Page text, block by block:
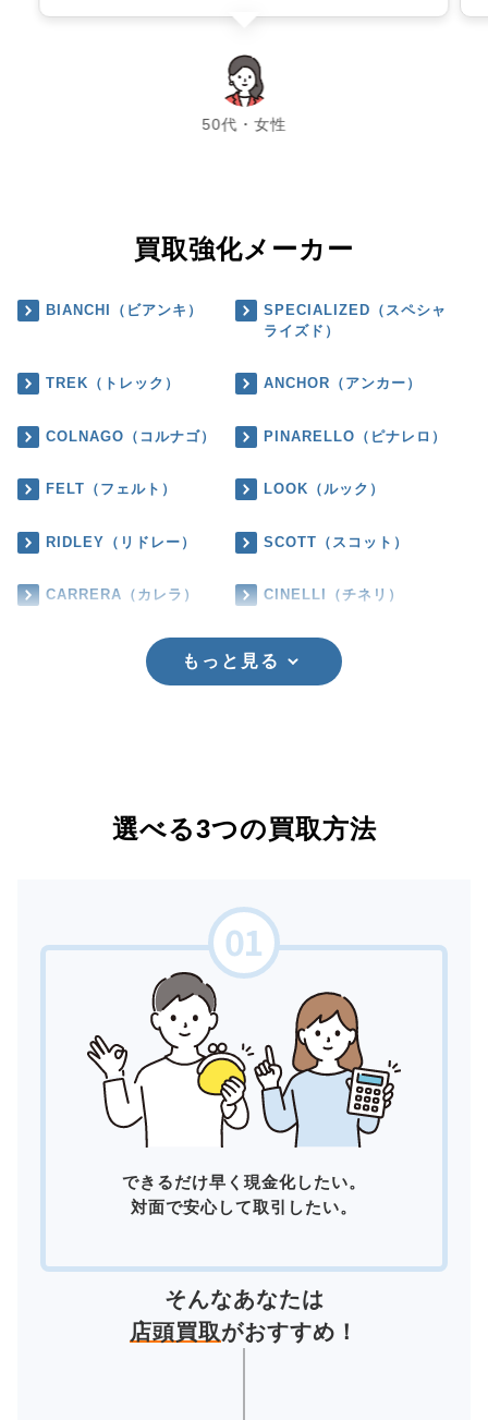
50代・女性
chevron_left chevron_right
買取強化メーカー
BIANCHI（ビアンキ）
SPECIALIZED（スペシャ
ライズド）
TREK（トレック） ANCHOR（アンカー）
COLNAGO（コルナゴ） PINARELLO（ピナレロ）
FELT（フェルト） LOOK（ルック）
RIDLEY（リドレー） SCOTT（スコット）
CARRERA（カレラ） CINELLI（チネリ）
もっと見る
選べる3つの買取方法
できるだけ早く現金化したい。
対面で安心して取引したい。
そんなあなたは
店頭買取がおすすめ！